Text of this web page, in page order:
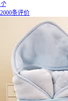
个
2000条评价